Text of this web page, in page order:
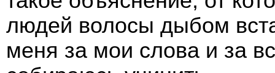
людей волосы дыбом
меня за мои слова и за